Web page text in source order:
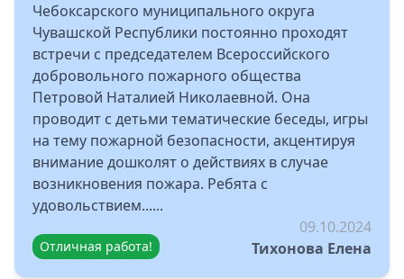
Чебоксарского муниципального округа
Чувашской Республики постоянно проходят
встречи с председателем Всероссийского
добровольного пожарного общества
Петровой Наталией Николаевной. Она
проводит с детьми тематические беседы, игры
на тему пожарной безопасности, акцентируя
внимание дошколят о действиях в случае
возникновения пожара. Ребята с
удовольствием......
Отличная работа!
09.10.2024
Тихонова Елена